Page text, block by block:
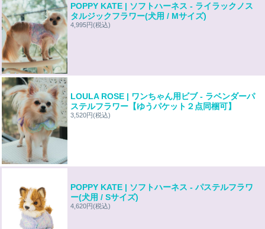
POPPY KATE | ソフトハーネス - ライラックノス
タルジックフラワー(犬用 / Mサイズ)
4,995円(税込)
LOULA ROSE | ワンちゃん用ビブ - ラベンダーパ
ステルフラワー【ゆうパケット２点同梱可】
3,520円(税込)
POPPY KATE | ソフトハーネス - パステルフラワ
ー(犬用 / Sサイズ)
4,620円(税込)